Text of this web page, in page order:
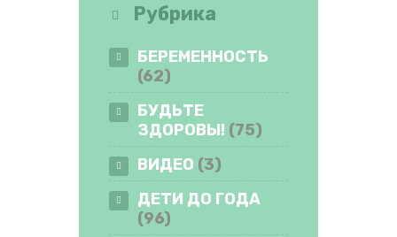
Рубрика
БЕРЕМЕННОСТЬ
(62)
БУДЬТЕ
ЗДОРОВЫ! (75)
ВИДЕО (3)
ДЕТИ ДО ГОДА
(96)